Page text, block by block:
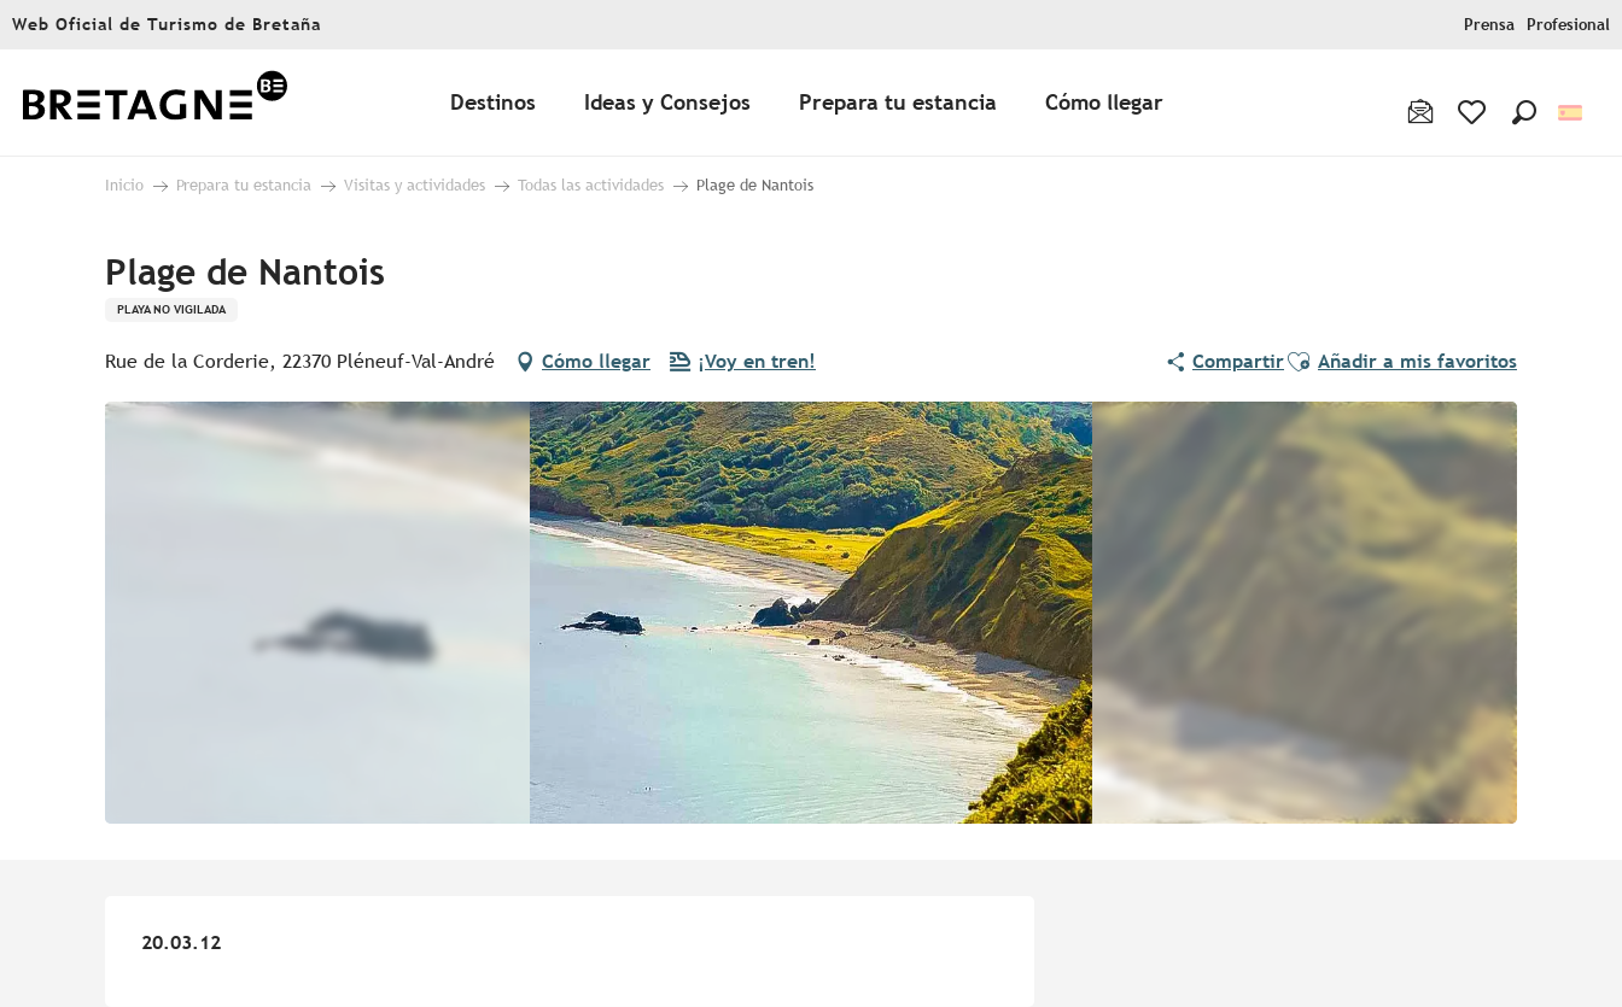
Aller
principal
Web Oficial de Turismo de Bretaña Prensa Profesional
Destinos Ideas y Consejos Prepara tu estancia Cómo llegar
Inicio Prepara tu estancia Visitas y actividades Todas las actividades Plage de Nantois
Plage de Nantois
PLAYA NO VIGILADA
Rue de la Corderie, 22370 Pléneuf-Val-André Cómo llegar ¡Voy en tren! CompartirAjouter aux favoris
Añadir a mis favoritos
20.03.12
20.03.12